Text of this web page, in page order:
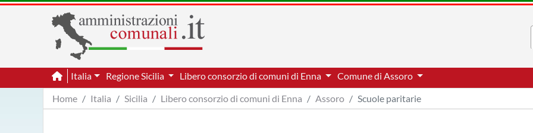
Italia Regione Sicilia Libero consorzio di comuni di Enna
Comune di Assoro
Home
Italia Sicilia Libero consorzio di comuni di Enna Assoro Scuole paritarie